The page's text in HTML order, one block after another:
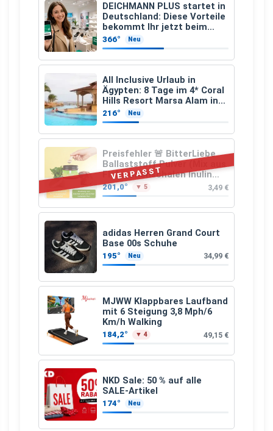
DEICHMANN PLUS startet in
Deutschland: Diese Vorteile
bekommt Ihr jetzt beim
Schuhkauf
366° Neu
All Inclusive Urlaub in
Ägypten: 8 Tage im 4* Coral
Hills Resort Marsa Alam inkl.
Flüge ab 299 € p.P.
216° Neu
VERPASST
Preisfehler 🚨 BitterLiebe
Ballaststoff Pulver (Mix aus
Flohsamenschalen Inulin
(Präbiotika) Leinsamen &
Apfelfaser)
201,0° ▼ 5 3,49 €
adidas Herren Grand Court
Base 00s Schuhe
195° Neu 34,99 €
MJWW Klappbares Laufband
mit 6 Steigung 3,8 Mph/6
Km/h Walking
184,2° ▼ 4 49,15 €
NKD Sale: 50 % auf alle
SALE-Artikel
174° Neu